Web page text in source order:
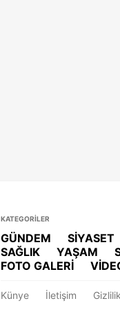
KATEGORİLER
GÜNDEM SİYASET
SAĞLIK
YAŞAM
FOTO GALERİ
Künye İletişim